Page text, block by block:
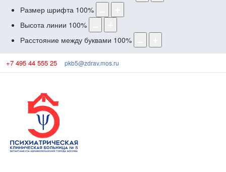
Размер шрифта 100%
Высота линии 100%
Расстояние между буквами 100%
+7 495 44 555 25 pkb5@zdrav.mos.ru